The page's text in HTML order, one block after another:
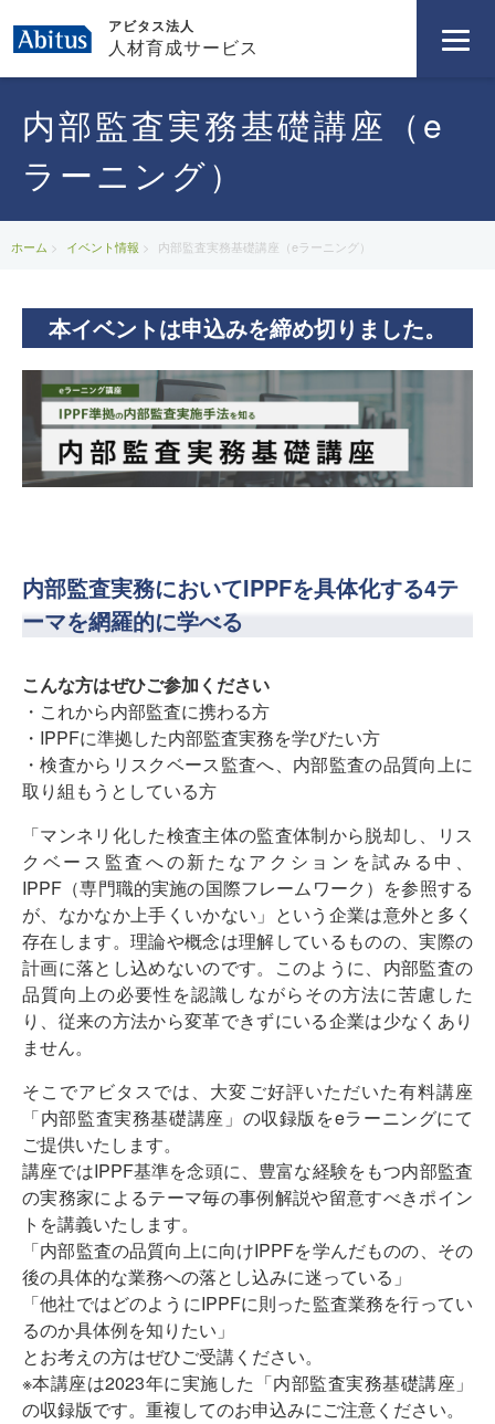
アビタス法人
人材育成サービス
内部監査実務基礎講座（e
ラーニング）
ホーム イベント情報 内部監査実務基礎講座（eラーニング）
本イベントは申込みを締め切りました。
内部監査実務においてIPPFを具体化する4テ
ーマを網羅的に学べる
こんな方はぜひご参加ください
・これから内部監査に携わる方
・IPPFに準拠した内部監査実務を学びたい方
・検査からリスクベース監査へ、内部監査の品質向上に
取り組もうとしている方
「マンネリ化した検査主体の監査体制から脱却し、リス
クベース監査への新たなアクションを試みる中、
IPPF（専門職的実施の国際フレームワーク）を参照する
が、なかなか上手くいかない」という企業は意外と多く
存在します。理論や概念は理解しているものの、実際の
計画に落とし込めないのです。このように、内部監査の
品質向上の必要性を認識しながらその方法に苦慮した
り、従来の方法から変革できずにいる企業は少なくあり
ません。
そこでアビタスでは、大変ご好評いただいた有料講座
「内部監査実務基礎講座」の収録版をeラーニングにて
ご提供いたします。
講座ではIPPF基準を念頭に、豊富な経験をもつ内部監査
の実務家によるテーマ毎の事例解説や留意すべきポイン
トを講義いたします。
「内部監査の品質向上に向けIPPFを学んだものの、その
後の具体的な業務への落とし込みに迷っている」
「他社ではどのようにIPPFに則った監査業務を行ってい
るのか具体例を知りたい」
とお考えの方はぜひご受講ください。
※本講座は2023年に実施した「内部監査実務基礎講座」
の収録版です。重複してのお申込みにご注意ください。